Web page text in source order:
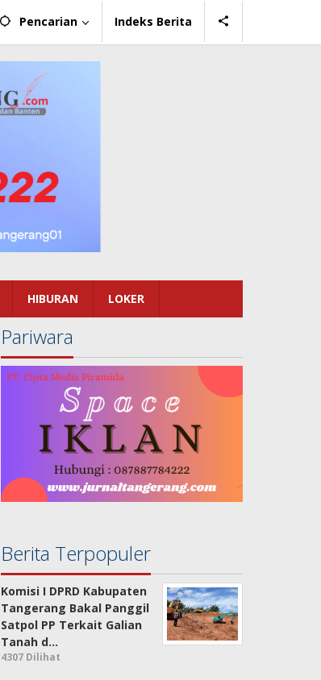
Pencarian Indeks Berita
HIBURAN LOKER
Pariwara
Berita Terpopuler
Komisi I DPRD Kabupaten
Tangerang Bakal Panggil
Satpol PP Terkait Galian
Tanah d…
4307 Dilihat